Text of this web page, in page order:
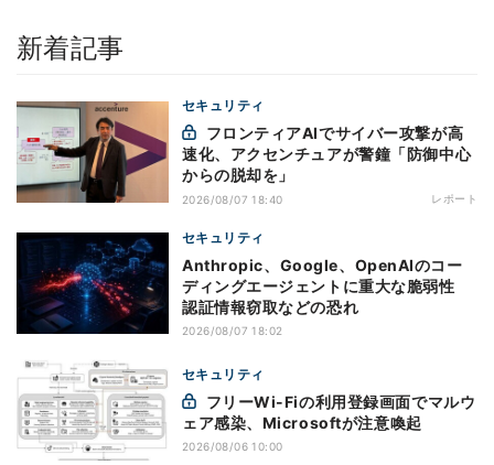
新着記事
セキュリティ
速化、アクセンチュアが警鐘「防御中心
からの脱却を」
2026/08/07 18:40 レポート
セキュリティ
Anthropic、Google、OpenAIのコー
ディングエージェントに重大な脆弱性
認証情報窃取などの恐れ
2026/08/07 18:02
セキュリティ
ェア感染、Microsoftが注意喚起
2026/08/06 10:00